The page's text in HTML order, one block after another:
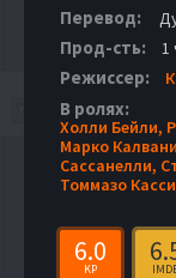
Перевод:
Прод-сть: 1
Режиссер:
В ролях:
Холли Бейли,
Марко
Сассанелли,
Томмазо
6.0
KP